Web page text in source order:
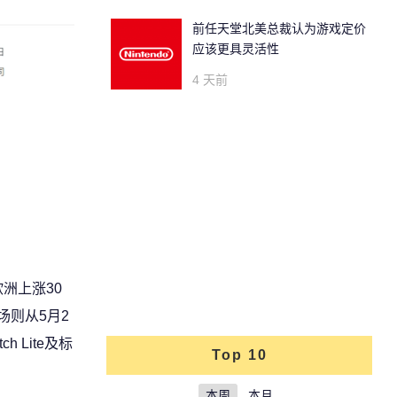
洲上涨30
则从5月2
Lite及标
前任天堂北美总裁认为游戏定价
应该更具灵活性
4 天前
Top 10